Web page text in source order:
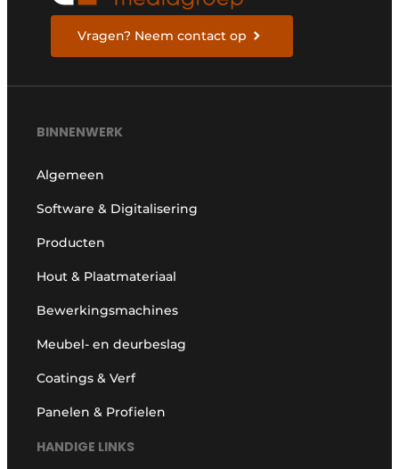
Vragen? Neem contact op
BINNENWERK
Algemeen
Software & Digitalisering
Producten
Hout & Plaatmateriaal
Bewerkingsmachines
Meubel- en deurbeslag
Coatings & Verf
Panelen & Profielen
HANDIGE LINKS